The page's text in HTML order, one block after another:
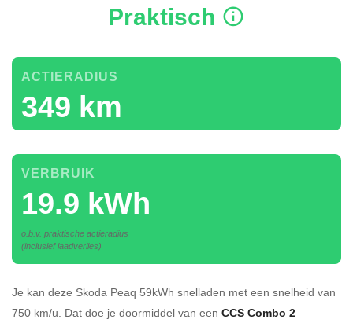
Praktisch
349 km
ACTIERADIUS
19.9 kWh
VERBRUIK
o.b.v. praktische actieradius
(inclusief laadverlies)
Je kan deze Skoda Peaq 59kWh snelladen met een snelheid van
750 km/u. Dat doe je doormiddel van een CCS Combo 2